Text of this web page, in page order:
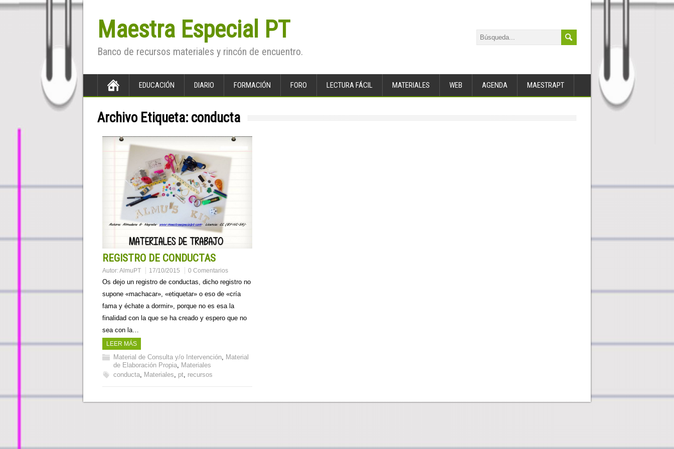
Maestra Especial PT
Banco de recursos materiales y rincón de encuentro.
EDUCACIÓN DIARIO FORMACIÓN FORO LECTURA FÁCIL MATERIALES WEB AGENDA MAESTRAPT
Archivo Etiqueta: conducta
REGISTRO DE CONDUCTAS
Autor:AlmuPT 17/10/2015 0 Comentarios
Os dejo un registro de conductas, dicho registro no
supone «machacar», «etiquetar» o eso de «cría
fama y échate a dormir», porque no es esa la
finalidad con la que se ha creado y espero que no
sea con la…
LEER MÁS
Material de Consulta y/o Intervención
Material
de Elaboración Propia
Materiales
conducta
Materiales pt recursos